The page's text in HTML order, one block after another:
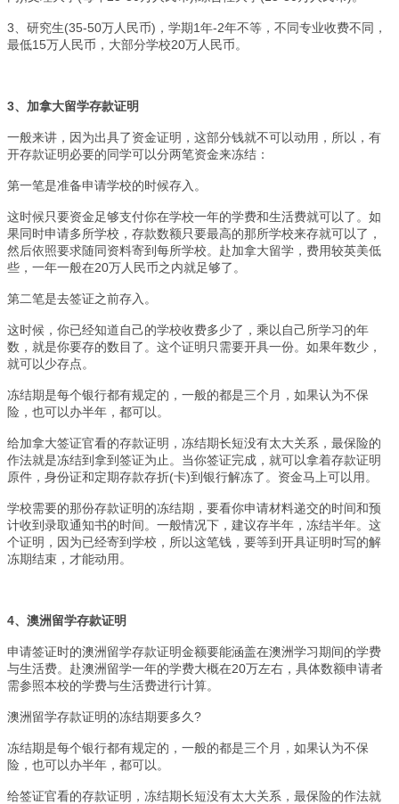
3 、研究生(35-50万人民币)，学期1年-2年不等，不同专业收费不同，
最低15万人民币，大部分学校20万人民币。
3、加拿大留学存款证明
一般来讲，因为出具了资金证明，这部分钱就不可以动用，所以，有
开存款证明必要的同学可以分两笔资金来冻结：
第一笔是准备申请学校的时候存入。
这时候只要资金足够支付你在学校一年的学费和生活费就可以了。如
果同时申请多所学校，存款数额只要最高的那所学校来存就可以了，
然后依照要求随同资料寄到每所学校。赴加拿大留学，费用较英美低
些，一年一般在20万人民币之内就足够了。
第二笔是去签证之前存入。
这时候，你已经知道自己的学校收费多少了，乘以自己所学习的年
数，就是你要存的数目了。这个证明只需要开具一份。如果年数少，
就可以少存点。
冻结期是每个银行都有规定的，一般的都是三个月，如果认为不保
险，也可以办半年，都可以。
给加拿大签证官看的存款证明，冻结期长短没有太大关系，最保险的
作法就是冻结到拿到签证为止。当你签证完成，就可以拿着存款证明
原件，身份证和定期存款存折(卡)到银行解冻了。资金马上可以用。
学校需要的那份存款证明的冻结期，要看你申请材料递交的时间和预
计收到录取通知书的时间。一般情况下，建议存半年，冻结半年。这
个证明，因为已经寄到学校，所以这笔钱，要等到开具证明时写的解
冻期结束，才能动用。
4、澳洲留学存款证明
申请签证时的澳洲留学存款证明金额要能涵盖在澳洲学习期间的学费
与生活费。赴澳洲留学一年的学费大概在20万左右，具体数额申请者
需参照本校的学费与生活费进行计算。
澳洲留学存款证明的冻结期要多久?
冻结期是每个银行都有规定的，一般的都是三个月，如果认为不保
险，也可以办半年，都可以。
给签证官看的存款证明，冻结期长短没有太大关系，最保险的作法就